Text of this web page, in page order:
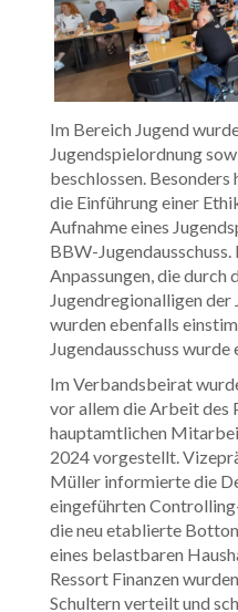
Im Bereich Jugend
Jugendspielordnung
beschlossen.
die Einführung einer
Aufnahme eines
BBW-
Anpassungen, die durch
Jugendregionalligen der
wurden ebenfalls
Jugendausschuss
Im Verbandsbeirat
vor allem die Arbeit des
hauptamtlichen
2024 vorgestellt.
Müller informierte die
eingeführten
die neu etablierte
eines belastbaren
Ressort Finanzen
Schultern verteilt und